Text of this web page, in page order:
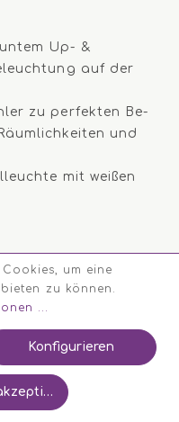
Up- &
auf der
zu perfekten Be-
und
mit weißen
eines
Cookies, um eine
zu können.
...
Konfigurieren